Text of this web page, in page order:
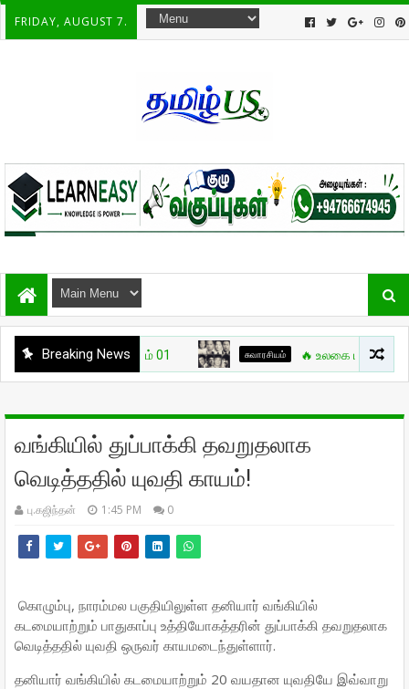
FRIDAY, AUGUST 7.
Breaking News சுவாரசியம் 🔥 உலகை மாற்றிய போர்க்கலை
வங்கியில் துப்பாக்கி தவறுதலாக
வெடித்ததில் யுவதி காயம்!
பு.கஜிந்தன் 1:45 PM 0
கொழும்பு, நாரம்மல பகுதியிலுள்ள தனியார் வங்கியில்
கடமையாற்றும் பாதுகாப்பு உத்தியோகத்தரின் துப்பாக்கி தவறுதலாக
வெடித்ததில் யுவதி ஒருவர் காயமடைந்துள்ளார்.
தனியார் வங்கியில் கடமையாற்றும் 20 வயதான யுவதியே இவ்வாறு